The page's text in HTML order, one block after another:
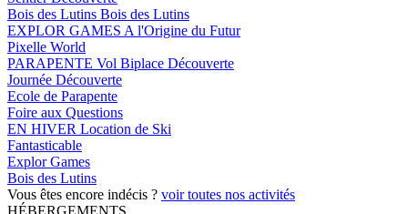
Bois des Lutins Bois des Lutins
EXPLOR GAMES A l'Origine du Futur
Pixelle World
PARAPENTE Vol Biplace Découverte
Journée Découverte
Ecole de Parapente
Foire aux Questions
EN HIVER Location de Ski
Fantasticable
Explor Games
Bois des Lutins
Vous êtes encore indécis ? voir toutes nos activités
HÉBERGEMENTS